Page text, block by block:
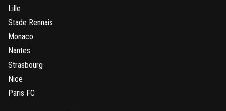
Lille
Stade Rennais
Monaco
Nantes
Strasbourg
Nice
Paris FC